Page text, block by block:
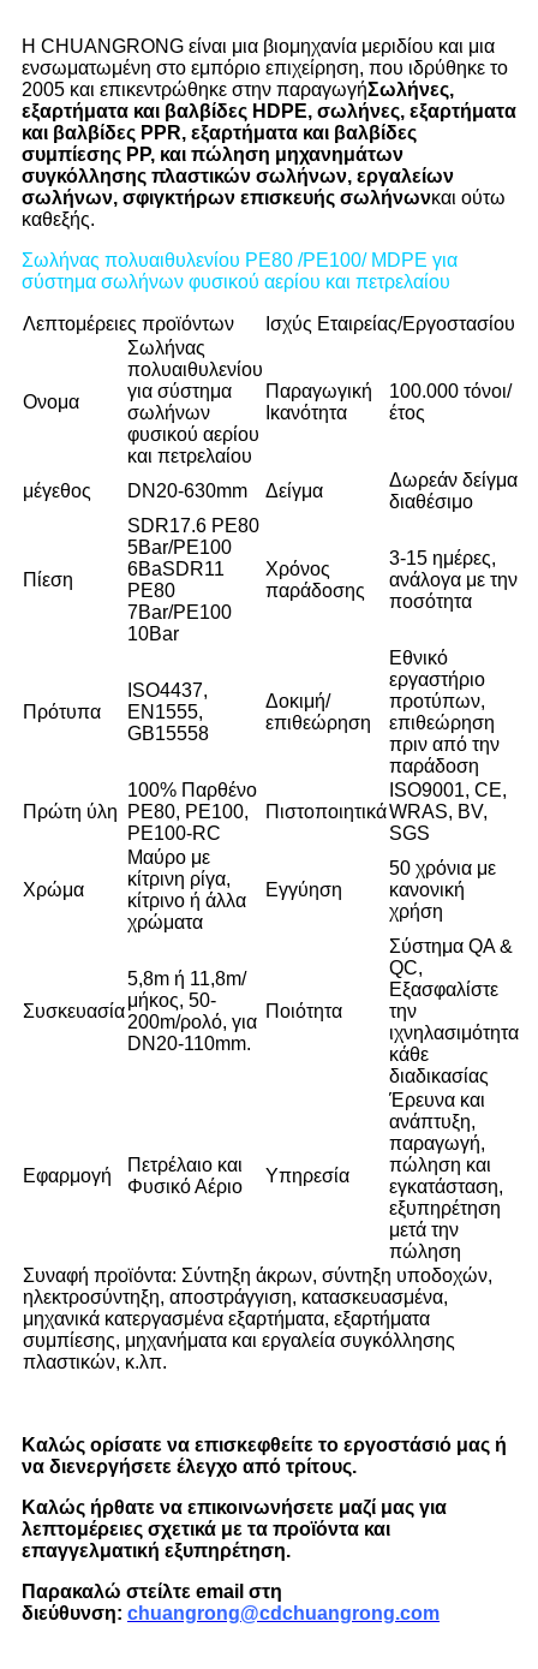
Η CHUANGRONG είναι μια βιομηχανία μεριδίου και μια
ενσωματωμένη στο εμπόριο επιχείρηση, που ιδρύθηκε το
2005 και επικεντρώθηκε στην παραγωγήΣωλήνες,
εξαρτήματα και βαλβίδες HDPE, σωλήνες, εξαρτήματα
και βαλβίδες PPR, εξαρτήματα και βαλβίδες
συμπίεσης PP, και πώληση μηχανημάτων
συγκόλλησης πλαστικών σωλήνων, εργαλείων
σωλήνων, σφιγκτήρων επισκευής σωλήνωνκαι ούτω
καθεξής.
Σωλήνας πολυαιθυλενίου PE80 /PE100/ MDPE για
σύστημα σωλήνων φυσικού αερίου και πετρελαίου
Λεπτομέρειες προϊόντων Ισχύς Εταιρείας/Εργοστασίου
Ονομα
Σωλήνας
πολυαιθυλενίου
για σύστημα
σωλήνων
φυσικού αερίου
και πετρελαίου
Παραγωγική
Ικανότητα
100.000 τόνοι/
έτος
μέγεθος DN20-630mm Δείγμα
Δωρεάν δείγμα
διαθέσιμο
Πίεση
SDR17.6 PE80
5Bar/PE100
6BaSDR11
PE80
7Bar/PE100
10Bar
Χρόνος
παράδοσης
3-15 ημέρες,
ανάλογα με την
ποσότητα
Πρότυπα
ISO4437,
EN1555,
GB15558
Δοκιμή/
επιθεώρηση
Εθνικό
εργαστήριο
προτύπων,
επιθεώρηση
πριν από την
παράδοση
Πρώτη ύλη
100% Παρθένο
PE80, PE100,
PE100-RC
Πιστοποιητικά
ISO9001, CE,
WRAS, BV,
SGS
Χρώμα
Μαύρο με
κίτρινη ρίγα,
κίτρινο ή άλλα
χρώματα
Εγγύηση
50 χρόνια με
κανονική
χρήση
Συσκευασία
5,8m ή 11,8m/
μήκος, 50-
200m/ρολό, για
DN20-110mm.
Ποιότητα
Σύστημα QA &
QC,
Εξασφαλίστε
την
ιχνηλασιμότητα
κάθε
διαδικασίας
Εφαρμογή
Πετρέλαιο και
Φυσικό Αέριο
Υπηρεσία
Έρευνα και
ανάπτυξη,
παραγωγή,
πώληση και
εγκατάσταση,
εξυπηρέτηση
μετά την
πώληση
Συναφή προϊόντα: Σύντηξη άκρων, σύντηξη υποδοχών,
ηλεκτροσύντηξη, αποστράγγιση, κατασκευασμένα,
μηχανικά κατεργασμένα εξαρτήματα, εξαρτήματα
συμπίεσης, μηχανήματα και εργαλεία συγκόλλησης
πλαστικών, κ.λπ.
Καλώς ορίσατε να επισκεφθείτε το εργοστάσιό μας ή
να διενεργήσετε έλεγχο από τρίτους.
Καλώς ήρθατε να επικοινωνήσετε μαζί μας για
λεπτομέρειες σχετικά με τα προϊόντα και
επαγγελματική εξυπηρέτηση.
Παρακαλώ στείλτε email στη
διεύθυνση: chuangrong@cdchuangrong.com